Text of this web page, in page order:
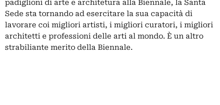
padiglioni di arte e architetura alla Biennale, la Santa
Sede sta tornando ad esercitare la sua capacità di
lavorare coi migliori artisti, i migliori curatori, i migliori
architetti e professioni delle arti al mondo. È un altro
strabiliante merito della Biennale.